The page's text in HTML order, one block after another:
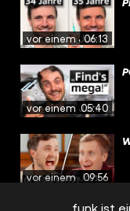
vor einem Jahr
06:13
vor einem Jahr
05:40
vor einem Jahr
09:56
funk ist